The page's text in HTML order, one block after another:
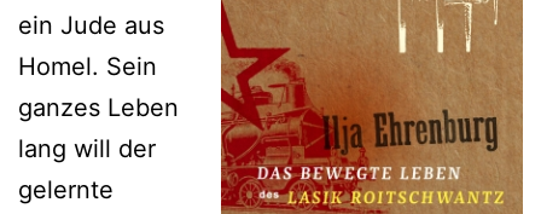
ein Jude aus
Homel. Sein
ganzes Leben
lang will der
gelernte